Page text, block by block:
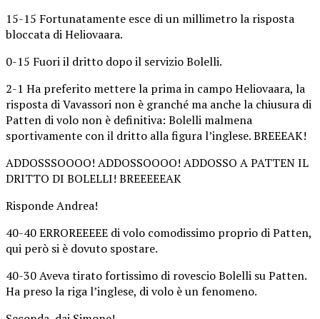
15-15 Fortunatamente esce di un millimetro la risposta
bloccata di Heliovaara.
0-15 Fuori il dritto dopo il servizio Bolelli.
2-1 Ha preferito mettere la prima in campo Heliovaara, la
risposta di Vavassori non è granché ma anche la chiusura di
Patten di volo non è definitiva: Bolelli malmena
sportivamente con il dritto alla figura l’inglese. BREEEAK!
ADDOSSSOOOO! ADDOSSOOOO! ADDOSSO A PATTEN IL
DRITTO DI BOLELLI! BREEEEEAK
Risponde Andrea!
40-40 ERROREEEEE di volo comodissimo proprio di Patten,
qui però si è dovuto spostare.
40-30 Aveva tirato fortissimo di rovescio Bolelli su Patten.
Ha preso la riga l’inglese, di volo è un fenomeno.